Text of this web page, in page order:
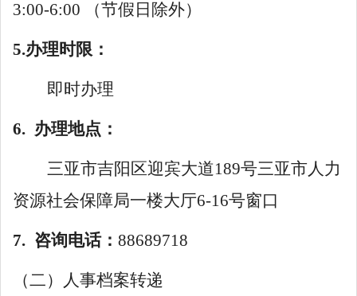
3:00-6:00 （节假日除外）
5.办理时限：
即时办理
6. 办理地点：
三亚市吉阳区迎宾大道189号三亚市人力
资源社会保障局一楼大厅6-16号窗口
7. 咨询电话： 88689718
（二）人事档案转递